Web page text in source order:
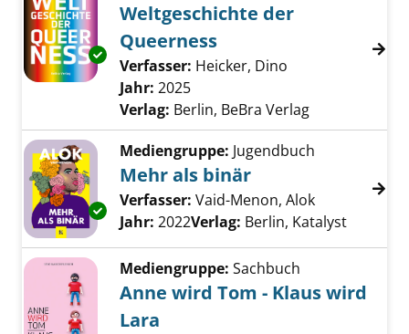
Exemplar-Details von Weltgeschichte der
Weltgeschichte der
Queerness
Verfasser: Heicker, Dino
Jahr: 2025
Verlag: Berlin, BeBra Verlag
Exemplar-Details von Mehr als binär
Mediengruppe: Jugendbuch
Mehr als binär
Verfasser: Vaid-Menon, Alok Suche nach
Jahr: 2022Verlag: Berlin, Katalyst
Mediengruppe: Sachbuch
Anne wird Tom - Klaus wird
Lara